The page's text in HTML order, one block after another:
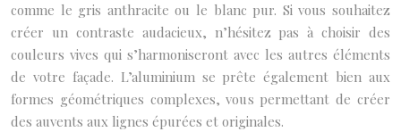
comme le gris anthracite ou le blanc pur. Si vous souhaitez
créer un contraste audacieux, n’hésitez pas à choisir des
couleurs vives qui s’harmoniseront avec les autres éléments
de votre façade. L’aluminium se prête également bien aux
formes géométriques complexes, vous permettant de créer
des auvents aux lignes épurées et originales.